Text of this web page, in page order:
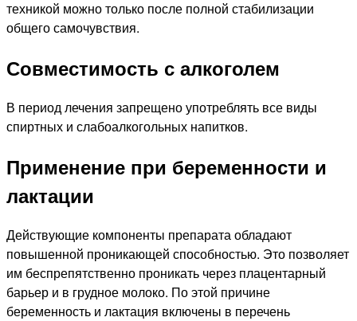
техникой можно только после полной стабилизации
общего самочувствия.
Совместимость с алкоголем
В период лечения запрещено употреблять все виды
спиртных и слабоалкогольных напитков.
Применение при беременности и
лактации
Действующие компоненты препарата обладают
повышенной проникающей способностью. Это позволяет
им беспрепятственно проникать через плацентарный
барьер и в грудное молоко. По этой причине
беременность и лактация включены в перечень